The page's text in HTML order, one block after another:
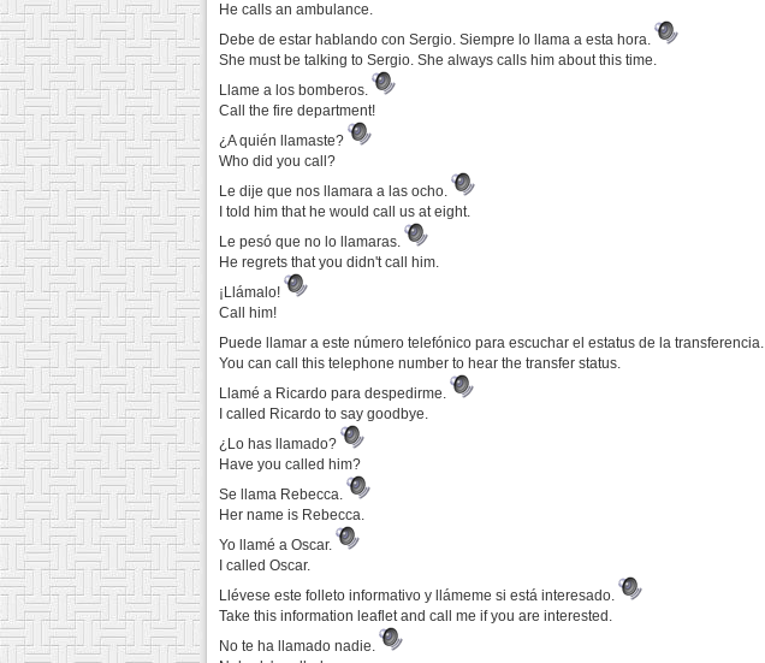
He calls an ambulance.
Debe de estar hablando con Sergio. Siempre lo llama a esta hora.
She must be talking to Sergio. She always calls him about this time.
Llame a los bomberos.
Call the fire department!
¿A quién llamaste?
Who did you call?
Le dije que nos llamara a las ocho.
I told him that he would call us at eight.
Le pesó que no lo llamaras.
He regrets that you didn't call him.
¡Llámalo!
Call him!
Puede llamar a este número telefónico para escuchar el estatus de la transferencia.
You can call this telephone number to hear the transfer status.
Llamé a Ricardo para despedirme.
I called Ricardo to say goodbye.
¿Lo has llamado?
Have you called him?
Se llama Rebecca.
Her name is Rebecca.
Yo llamé a Oscar.
I called Oscar.
Llévese este folleto informativo y llámeme si está interesado.
Take this information leaflet and call me if you are interested.
No te ha llamado nadie.